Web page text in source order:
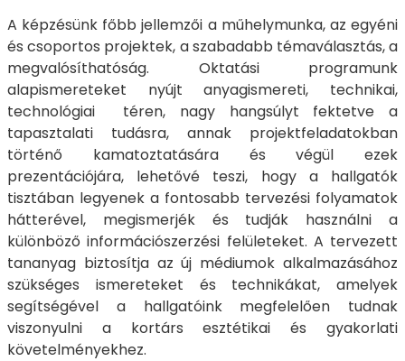
A képzésünk főbb jellemzői a műhelymunka, az egyéni
és csoportos projektek, a szabadabb témaválasztás, a
megvalósíthatóság. Oktatási programunk
alapismereteket nyújt anyagismereti, technikai,
technológiai téren, nagy hangsúlyt fektetve a
tapasztalati tudásra, annak projektfeladatokban
történő kamatoztatására és végül ezek
prezentációjára, lehetővé teszi, hogy a hallgatók
tisztában legyenek a fontosabb tervezési folyamatok
hátterével, megismerjék és tudják használni a
különböző információszerzési felületeket. A tervezett
tananyag biztosítja az új médiumok alkalmazásához
szükséges ismereteket és technikákat, amelyek
segítségével a hallgatóink megfelelően tudnak
viszonyulni a kortárs esztétikai és gyakorlati
követelményekhez.